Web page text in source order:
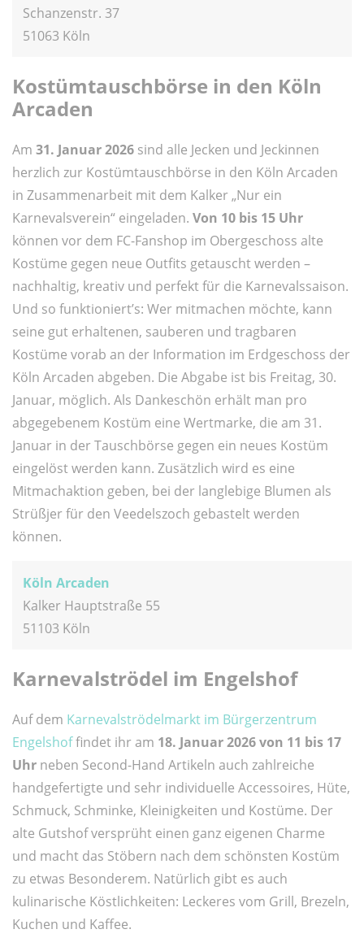
Schanzenstr. 37
51063 Köln
Kostümtauschbörse in den Köln
Arcaden
Am 31. Januar 2026 sind alle Jecken und Jeckinnen
herzlich zur Kostümtauschbörse in den Köln Arcaden
in Zusammenarbeit mit dem Kalker „Nur ein
Karnevalsverein“ eingeladen. Von 10 bis 15 Uhr
können vor dem FC-Fanshop im Obergeschoss alte
Kostüme gegen neue Outfits getauscht werden –
nachhaltig, kreativ und perfekt für die Karnevalssaison.
Und so funktioniert’s: Wer mitmachen möchte, kann
seine gut erhaltenen, sauberen und tragbaren
Kostüme vorab an der Information im Erdgeschoss der
Köln Arcaden abgeben. Die Abgabe ist bis Freitag, 30.
Januar, möglich. Als Dankeschön erhält man pro
abgegebenem Kostüm eine Wertmarke, die am 31.
Januar in der Tauschbörse gegen ein neues Kostüm
eingelöst werden kann. Zusätzlich wird es eine
Mitmachaktion geben, bei der langlebige Blumen als
Strüßjer für den Veedelszoch gebastelt werden
können.
Köln Arcaden
Kalker Hauptstraße 55
51103 Köln
Karnevalströdel im Engelshof
Auf dem Karnevalströdelmarkt im Bürgerzentrum
Engelshoffindet ihr am 18. Januar 2026 von 11 bis 17
Uhr neben Second-Hand Artikeln auch zahlreiche
handgefertigte und sehr individuelle Accessoires, Hüte,
Schmuck, Schminke, Kleinigkeiten und Kostüme. Der
alte Gutshof versprüht einen ganz eigenen Charme
und macht das Stöbern nach dem schönsten Kostüm
zu etwas Besonderem. Natürlich gibt es auch
kulinarische Köstlichkeiten: Leckeres vom Grill, Brezeln,
Kuchen und Kaffee.